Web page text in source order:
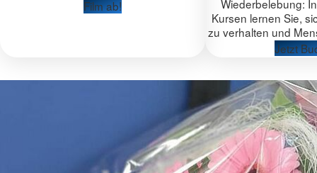
Film ab!
Wiederbelebung:
Kursen lernen Sie,
zu verhalten und
Jetzt